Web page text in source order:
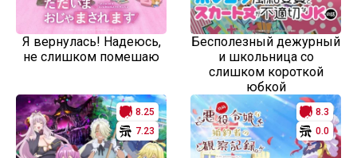
Я вернулась! Надеюсь,
не слишком помешаю
Бесполезный дежурный
и школьница со
слишком короткой
юбкой
8.25
7.23
8.3
0.0